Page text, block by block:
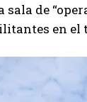
sala de
en el